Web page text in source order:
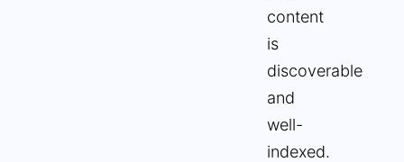
content
is
discoverable
and
well-
indexed.